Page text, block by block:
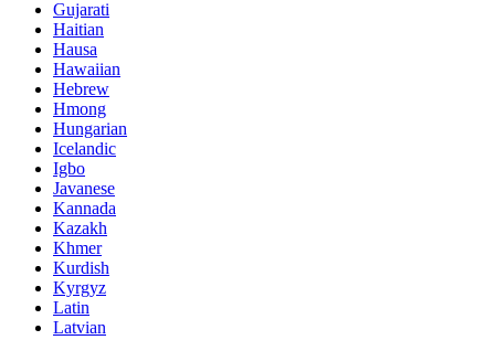
Gujarati
Haitian
Hausa
Hawaiian
Hebrew
Hmong
Hungarian
Icelandic
Igbo
Javanese
Kannada
Kazakh
Khmer
Kurdish
Kyrgyz
Latin
Latvian